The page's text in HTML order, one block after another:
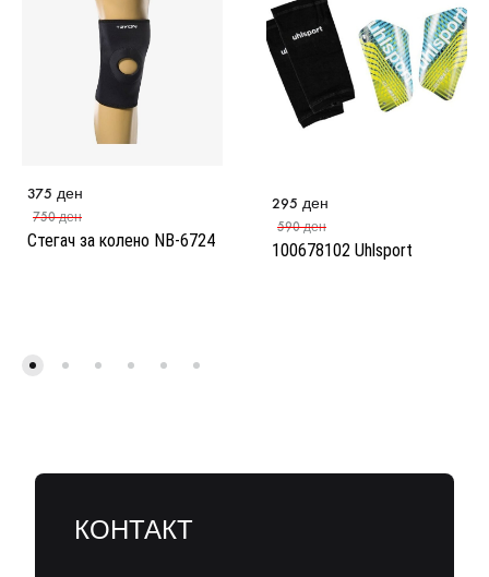
Стегач за колено NB-6724
375 ден
750ден
100678102 Uhlsport
295 ден
590ден
КОНТАКТ